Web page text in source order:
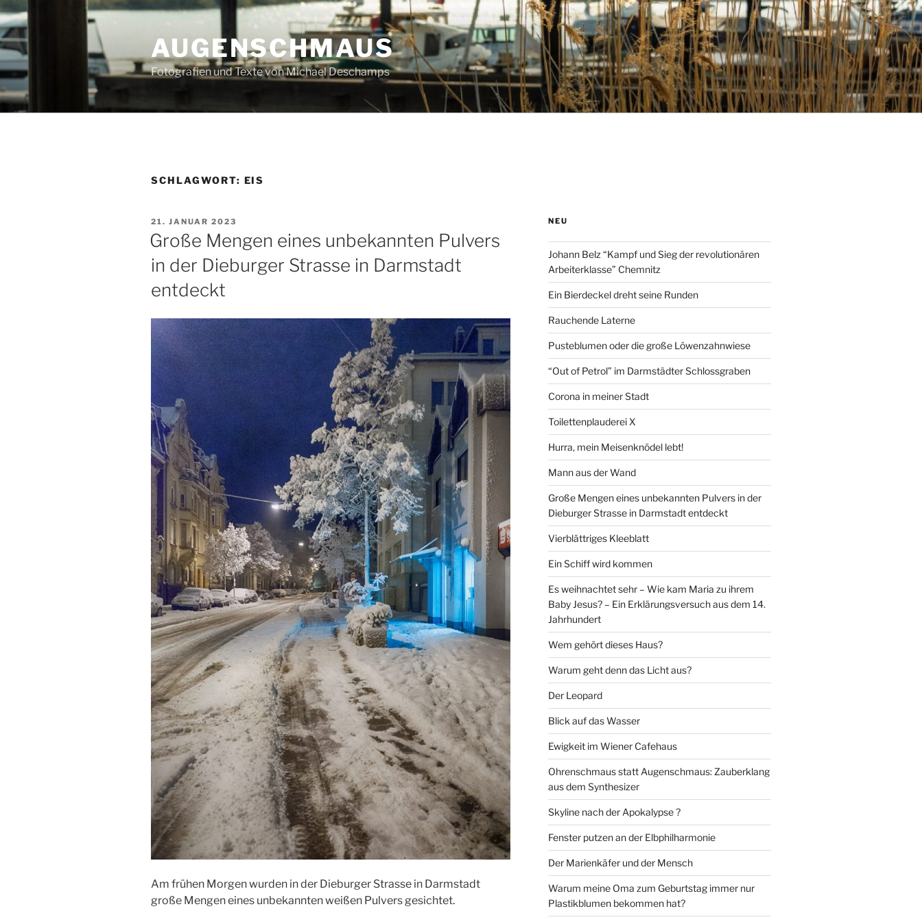
Inhalt
springen
AUGENSCHMAUS
Fotografien und Texte von Michael Deschamps
SCHLAGWORT: EIS
VERÖFFENTLICHT
AM
21. JANUAR 2023
Große Mengen eines unbekannten Pulvers
in der Dieburger Strasse in Darmstadt
entdeckt
Am frühen Morgen wurden in der Dieburger Strasse in Darmstadt
große Mengen eines unbekannten weißen Pulvers gesichtet.
NEU
Johann Belz “Kampf und Sieg der revolutionären
Arbeiterklasse” Chemnitz
Ein Bierdeckel dreht seine Runden
Rauchende Laterne
Pusteblumen oder die große Löwenzahnwiese
“Out of Petrol” im Darmstädter Schlossgraben
Corona in meiner Stadt
Toilettenplauderei X
Hurra, mein Meisenknödel lebt!
Mann aus der Wand
Große Mengen eines unbekannten Pulvers in der
Dieburger Strasse in Darmstadt entdeckt
Vierblättriges Kleeblatt
Ein Schiff wird kommen
Es weihnachtet sehr – Wie kam Maria zu ihrem
Baby Jesus? – Ein Erklärungsversuch aus dem 14.
Jahrhundert
Wem gehört dieses Haus?
Warum geht denn das Licht aus?
Der Leopard
Blick auf das Wasser
Ewigkeit im Wiener Cafehaus
Ohrenschmaus statt Augenschmaus: Zauberklang
aus dem Synthesizer
Skyline nach der Apokalypse ?
Fenster putzen an der Elbphilharmonie
Der Marienkäfer und der Mensch
Warum meine Oma zum Geburtstag immer nur
Plastikblumen bekommen hat?